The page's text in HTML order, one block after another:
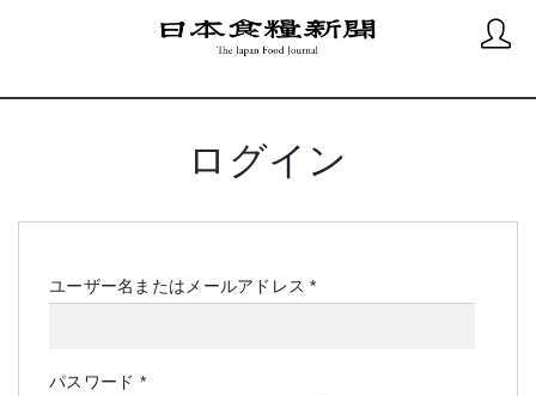
ログイン
ユーザー名またはメールアドレス*必
パスワード *必